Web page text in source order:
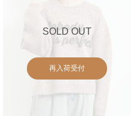
SOLD OUT
再入荷受付